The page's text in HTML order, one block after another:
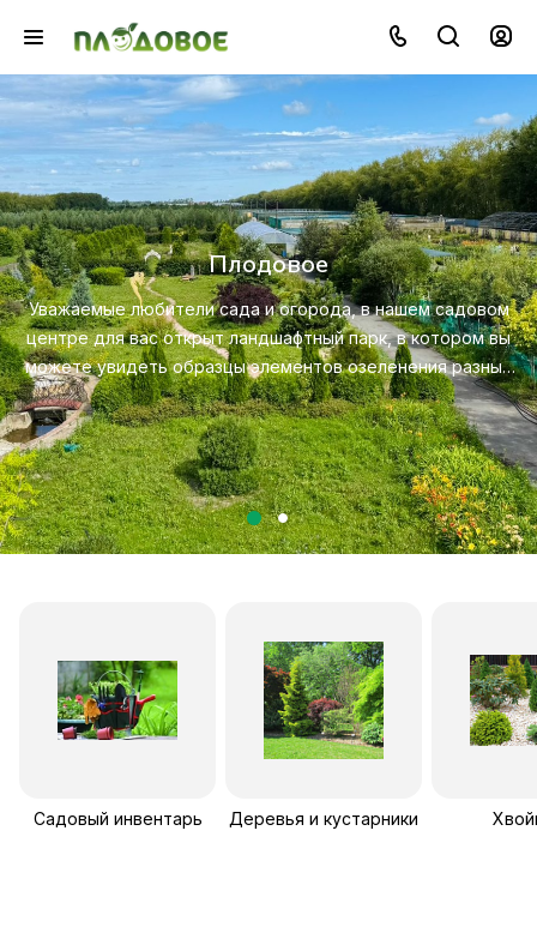
Озеленение
Создайте красивую и экологичную среду с
профессионального ландшафтного дизайна, посадки
ухода за растениями.
Посмотреть услугу
Садовый инвентарь Деревья и кустарники